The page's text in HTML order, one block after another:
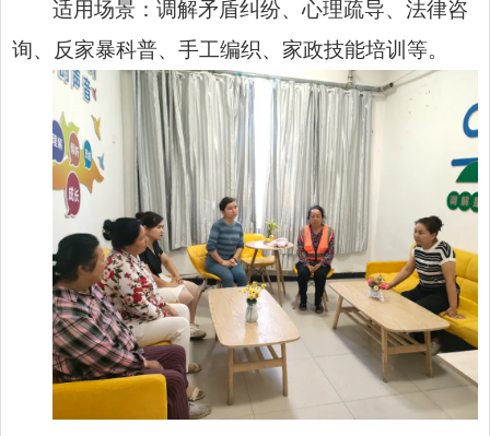
适用场景：调解矛盾纠纷、心理疏导、法律咨
询、反家暴科普、手工编织、家政技能培训等。